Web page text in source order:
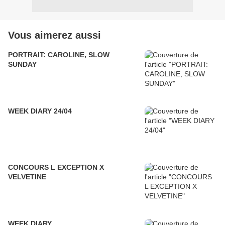
Vous aimerez aussi
PORTRAIT: CAROLINE, SLOW
SUNDAY
WEEK DIARY 24/04
CONCOURS L EXCEPTION X
VELVETINE